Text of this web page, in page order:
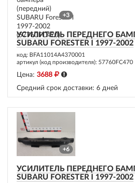
+3
УСИЛИТЕЛЬ ПЕРЕДНЕГО
SUBARU FORESTER I 1997-2002
код: BFA11014A4370001
артикул (код производителя): 57760FC470
Цена: 3688
Средний срок доставки: 6 дней
+6
УСИЛИТЕЛЬ ПЕРЕДНЕГО
SUBARU FORESTER I 1997-2002